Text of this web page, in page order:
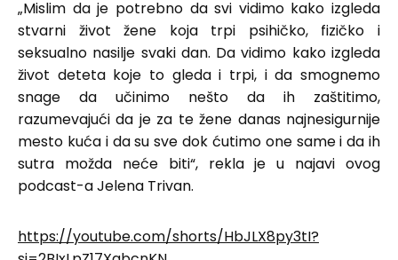
„Mislim da je potrebno da svi vidimo kako izgleda
stvarni život žene koja trpi psihičko, fizičko i
seksualno nasilje svaki dan. Da vidimo kako izgleda
život deteta koje to gleda i trpi, i da smognemo
snage da učinimo nešto da ih zaštitimo,
razumevajući da je za te žene danas najnesigurnije
mesto kuća i da su sve dok ćutimo one same i da ih
sutra možda neće biti“, rekla je u najavi ovog
podcast-a Jelena Trivan.
https://youtube.com/shorts/HbJLX8py3tI?